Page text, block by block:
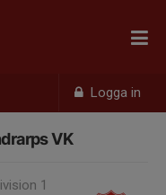
Logga in
VK
1